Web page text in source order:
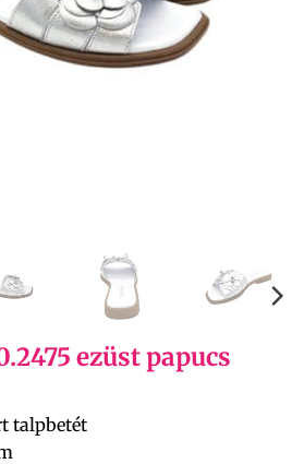
ezüst papucs
talpbetét